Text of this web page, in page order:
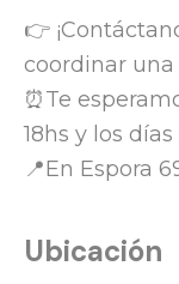
👉
coordinar una
⏰Te
18hs y los
📍En Espora
Ubicación